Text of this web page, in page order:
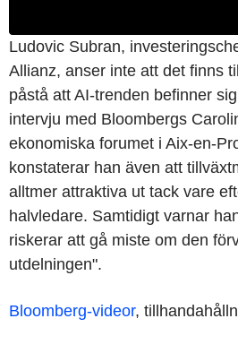
Ludovic Subran,
Allianz, anser inte att det finns
påstå att AI-trenden befinner
intervju med Bloombergs
ekonomiska forumet i Aix-en-
konstaterar han även att
alltmer attraktiva ut tack vare
halvledare. Samtidigt varnar
riskerar att gå miste om den
utdelningen".
Bloomberg-videor,